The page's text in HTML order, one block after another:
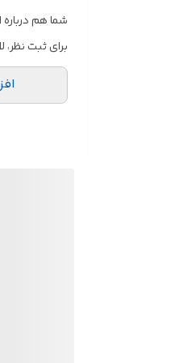
شما هم
برای ثبت